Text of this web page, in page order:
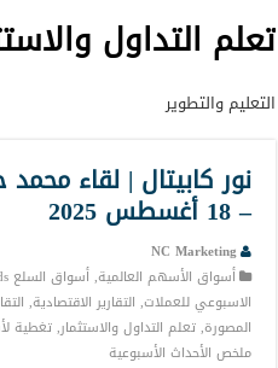
تعلم التداول
التعليم والتطوير
نور كابيتال | لقاء
– 18 أغسطس 2025
NC Marketing
أسواق الأسهم العالمية,أسواق السلع Noor Trends
الاسبوعي للعملات, التقارير الاقتصادية,
المصورة,تعلم التداول والاستثمار,تغطية
ملخص الأحداث الأسبوعية